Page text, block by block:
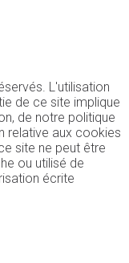
L'utilisation
de ce site implique
de notre politique
relative aux cookies
site ne peut être
ou utilisé de
écrite